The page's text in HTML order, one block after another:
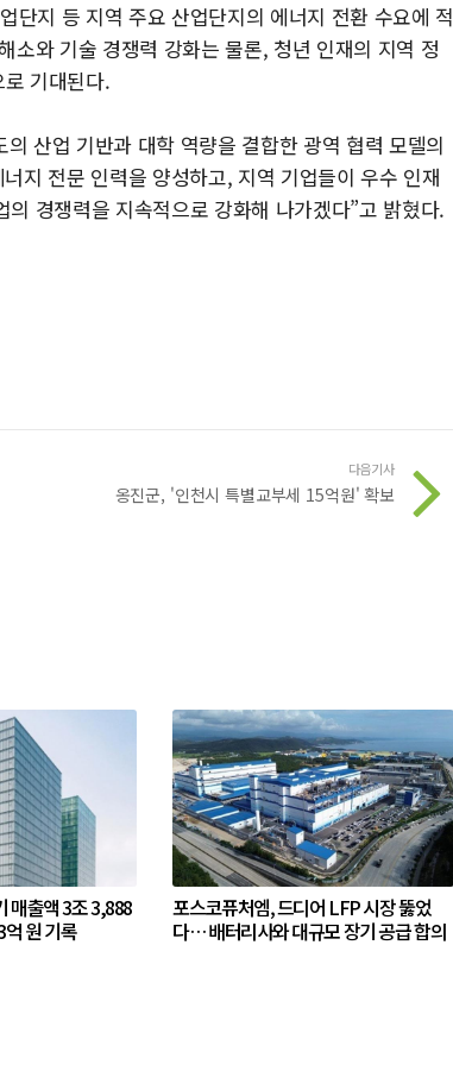
단지 등 지역 주요 산업단지의 에너지 전환 수요에 적
소와 기술 경쟁력 강화는 물론, 청년 인재의 지역 정
기대된다.
산업 기반과 대학 역량을 결합한 광역 협력 모델의
지 전문 인력을 양성하고, 지역 기업들이 우수 인재
경쟁력을 지속적으로 강화해 나가겠다”고 밝혔다.
다음기사
옹진군, '인천시 특별교부세 15억원' 확보
매출액 3조 3,888
원 기록
포스코퓨처엠, 드디어 LFP 시장 뚫었
다… 배터리사와 대규모 장기 공급 합의